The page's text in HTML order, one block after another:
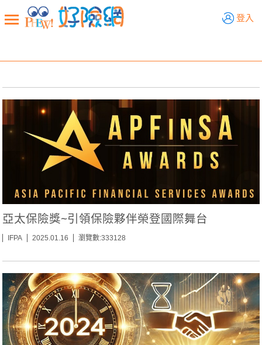
登入
退休先準備 好險學堂 活動專區
亞太保險獎~引領保險夥伴榮登國際舞台
IFPA 2025.01.16 瀏覽數:333128